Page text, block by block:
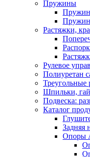
Пружины
Растяжки,
Рулевое
Полиуретан
Треугольные
Шпильки,
Подвеска:
Каталог
Задняя
Опоры